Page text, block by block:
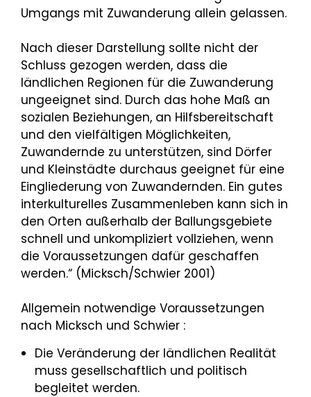
Umgangs mit Zuwanderung allein gelassen.
Nach dieser Darstellung sollte nicht der
Schluss gezogen werden, dass die
ländlichen Regionen für die Zuwanderung
ungeeignet sind. Durch das hohe Maß an
sozialen Beziehungen, an Hilfsbereitschaft
und den vielfältigen Möglichkeiten,
Zuwandernde zu unterstützen, sind Dörfer
und Kleinstädte durchaus geeignet für eine
Eingliederung von Zuwandernden. Ein gutes
interkulturelles Zusammenleben kann sich in
den Orten außerhalb der Ballungsgebiete
schnell und unkompliziert vollziehen, wenn
die Voraussetzungen dafür geschaffen
werden.“ (Micksch/Schwier 2001)
Allgemein notwendige Voraussetzungen
nach Micksch und Schwier :
Die Veränderung der ländlichen Realität
muss gesellschaftlich und politisch
begleitet werden.